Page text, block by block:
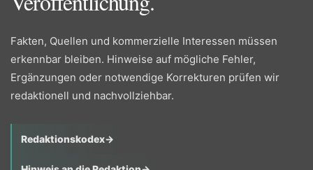
Fakten, Quellen und kommerzielle Interessen müssen
erkennbar bleiben. Hinweise auf mögliche Fehler,
Ergänzungen oder notwendige Korrekturen prüfen wir
redaktionell und nachvollziehbar.
Redaktionskodex→